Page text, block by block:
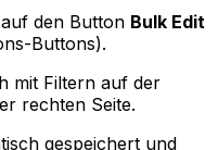
den Button Bulk Edit
Buttons).
mit Filtern auf der
rechten Seite.
gespeichert und